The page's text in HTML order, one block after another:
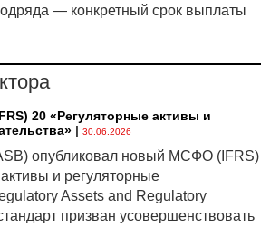
— конкретный срок выплаты
20 «Регуляторные активы и
| 30.06.2026
опубликовал новый МСФО (IFRS)
и регуляторные
Assets and Regulatory
призван усовершенствовать